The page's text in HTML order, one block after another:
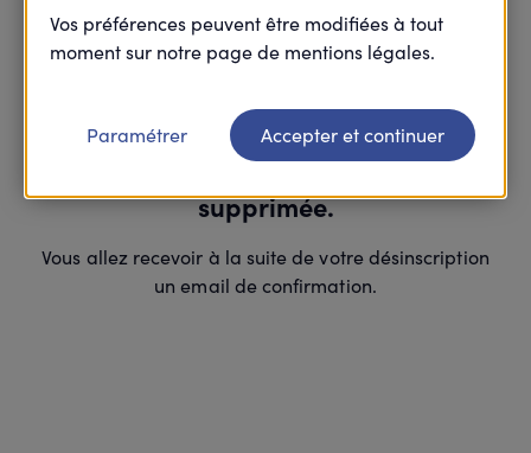
Merci
supprimée.
Vous allez recevoir à la suite de votre désinscription
un email de confirmation.
Vos préférences peuvent être modifiées à tout
moment sur notre page de mentions légales.
Paramétrer Accepter et continuer